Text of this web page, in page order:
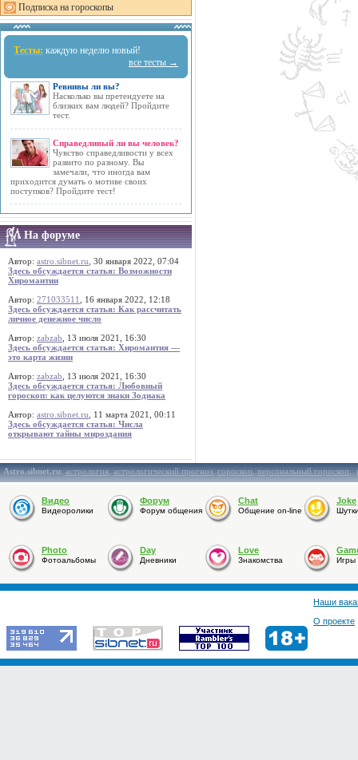
Подписка на гороскопы
Тесты: каждую неделю новый!
все тесты →
Ревнивы ли вы?
Насколько вы претендуете на
близких вам людей? Пройдите
тест.
Справедливый ли вы человек?
Чувство справедливости у всех
развито по разному. Вы
замечали, что иногда вам
приходится думать о мотиве своих
поступков? Пройдите тест!
На форуме
Автор: astro.sibnet.ru , 30 января 2022, 07:04
Здесь обсуждается статья: Возможности
Хиромантии
Автор: 271033511
, 16 января 2022, 12:18
Здесь обсуждается статья: Как рассчитать
личное денежное число
Автор: zabzab , 13 июля 2021, 16:30
Здесь обсуждается статья: Хиромантия —
это карта жизни
Автор: zabzab , 13 июля 2021, 16:30
Здесь обсуждается статья: Любовный
гороскоп: как целуются знаки Зодиака
Автор: astro.sibnet.ru , 11 марта 2021, 00:11
Здесь обсуждается статья: Числа
открывают тайны мироздания
Astro.sibnet.ru:астрология,астрологический прогноз,гороскоп,персональный гороскоп,
Видео
Видеоролики
Форум
Форум общения
Chat
Общение on-line
Joke
Photo
Фотоальбомы
Day
Дневники
Love
Знакомства Игры
Наши
О проекте